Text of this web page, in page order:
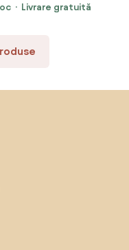
50 x 110 cm
Livrare gratuită